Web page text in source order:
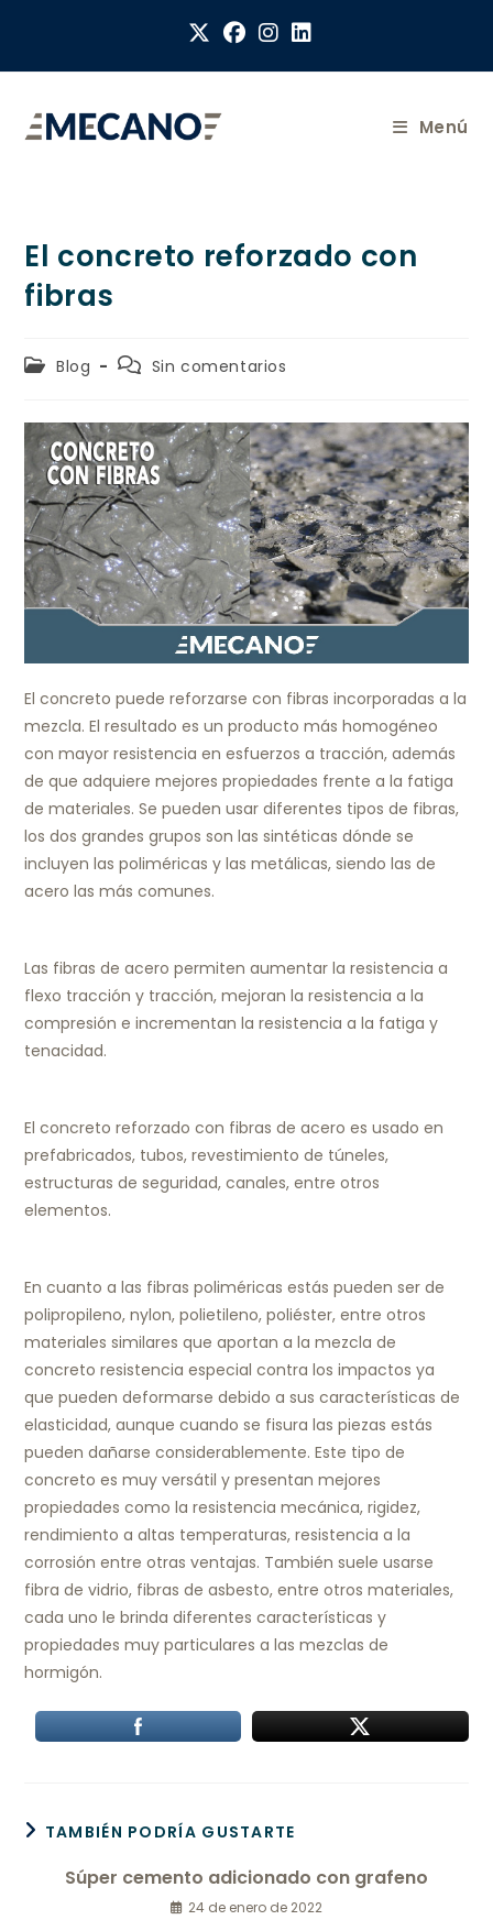
Menú
El concreto reforzado con
fibras
Blog Sin comentarios
El concreto puede reforzarse con fibras incorporadas a la
mezcla. El resultado es un producto más homogéneo
con mayor resistencia en esfuerzos a tracción, además
de que adquiere mejores propiedades frente a la fatiga
de materiales. Se pueden usar diferentes tipos de fibras,
los dos grandes grupos son las sintéticas dónde se
incluyen las poliméricas y las metálicas, siendo las de
acero las más comunes.
Las fibras de acero permiten aumentar la resistencia a
flexo tracción y tracción, mejoran la resistencia a la
compresión e incrementan la resistencia a la fatiga y
tenacidad.
El concreto reforzado con fibras de acero es usado en
prefabricados, tubos, revestimiento de túneles,
estructuras de seguridad, canales, entre otros
elementos.
En cuanto a las fibras poliméricas estás pueden ser de
polipropileno, nylon, polietileno, poliéster, entre otros
materiales similares que aportan a la mezcla de
concreto resistencia especial contra los impactos ya
que pueden deformarse debido a sus características de
elasticidad, aunque cuando se fisura las piezas estás
pueden dañarse considerablemente. Este tipo de
concreto es muy versátil y presentan mejores
propiedades como la resistencia mecánica, rigidez,
rendimiento a altas temperaturas, resistencia a la
corrosión entre otras ventajas. También suele usarse
fibra de vidrio, fibras de asbesto, entre otros materiales,
cada uno le brinda diferentes características y
propiedades muy particulares a las mezclas de
hormigón.
TAMBIÉN PODRÍA GUSTARTE
Súper cemento adicionado con grafeno
24 de enero de 2022